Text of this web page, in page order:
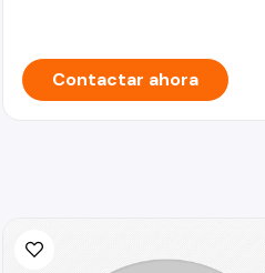
Contactar ahora